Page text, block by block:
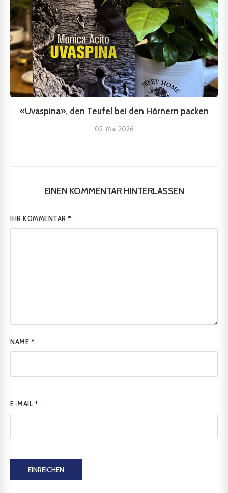
«Uvaspina», den Teufel bei den Hörnern packen
02. Mai 2026
EINEN KOMMENTAR HINTERLASSEN
IHR KOMMENTAR*
NAME *
E-MAIL *
EINREICHEN